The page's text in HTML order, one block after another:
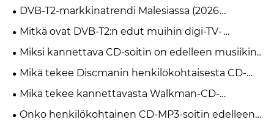
DVB-T2-markkinatrendi Malesiassa (2026
myFreeview / MYTV)
Mitkä ovat DVB-T2:n edut muihin digi-TV-
standardeihin verrattuna?
Miksi kannettava CD-soitin on edelleen musiikin
ystävien paras valinta vuonna 2026?
Mikä tekee Discmanin henkilökohtaisesta CD-
soittimesta välttämättömän musiikin ystäville
Mikä tekee kannettavasta Walkman-CD-
soittimesta parhaan vaihtoehdon musiikin
Onko henkilökohtainen CD-MP3-soitin edelleen